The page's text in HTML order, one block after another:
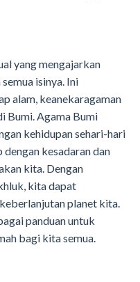
yang mengajarkan
isinya. Ini
alam, keanekaragaman
Bumi. Agama Bumi
kehidupan sehari-hari
kesadaran dan
kita. Dengan
kita dapat
planet kita.
panduan untuk
bagi kita semua.